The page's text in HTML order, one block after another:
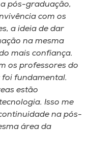
pós-graduação,
com os
a ideia de dar
na mesma
mais confiança.
os professores do
foi fundamental.
estão
Isso me
na pós-
área da